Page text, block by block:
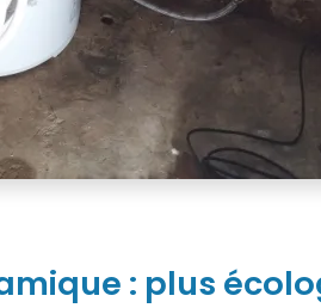
: plus